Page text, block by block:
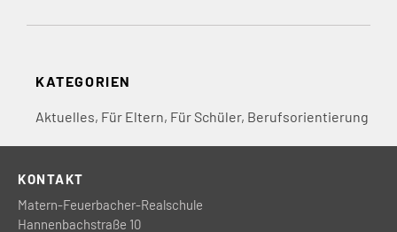
KATEGORIEN
Aktuelles, Für Eltern, Für Schüler, Berufsorientierung
KONTAKT
Matern-Feuerbacher-Realschule
Hannenbachstraße 10